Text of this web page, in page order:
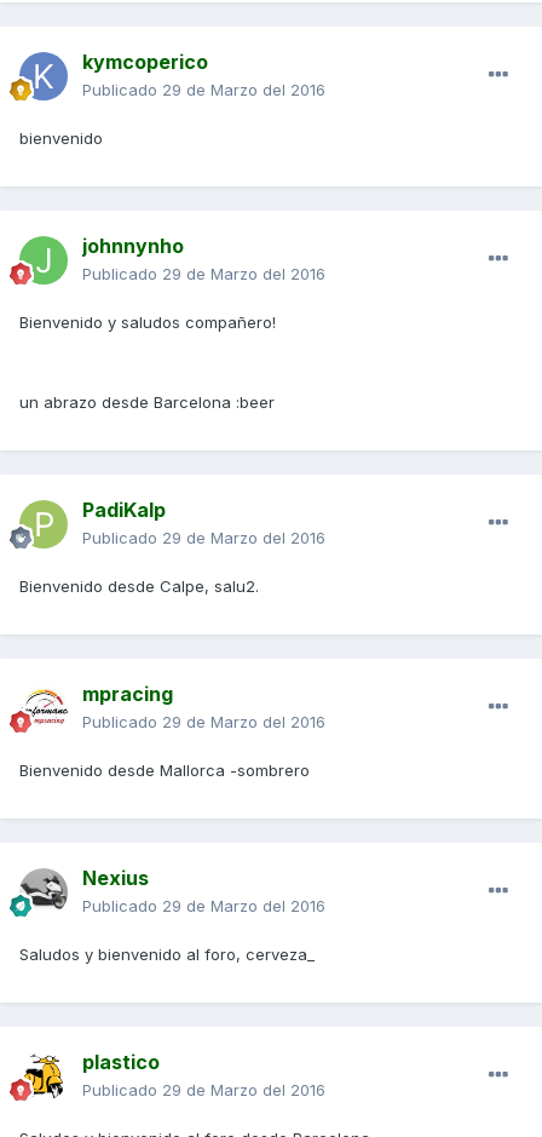
kymcoperico
Publicado 29 de Marzo del 2016
bienvenido
johnnynho
Publicado 29 de Marzo del 2016
Bienvenido y saludos compañero!
un abrazo desde Barcelona :beer
PadiKalp
Publicado 29 de Marzo del 2016
Bienvenido desde Calpe, salu2.
mpracing
Publicado 29 de Marzo del 2016
Bienvenido desde Mallorca -sombrero
Nexius
Publicado 29 de Marzo del 2016
Saludos y bienvenido al foro, cerveza_
plastico
Publicado 29 de Marzo del 2016